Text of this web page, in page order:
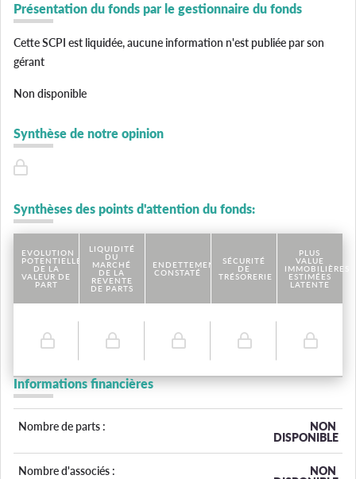
Présentation du fonds par le gestionnaire du fonds
Cette SCPI est liquidée, aucune information n'est publiée par son
gérant
Non disponible
Synthèse de notre opinion
Synthèses des points d'attention du fonds:
EVOLUTION
POTENTIELLE
DE LA
VALEUR DE
PART
LIQUIDITÉ
DU
MARCHÉ
DE LA
REVENTE
DE PARTS
ENDETTEMENT
CONSTATÉ
SÉCURITÉ
DE
TRÉSORERIE
PLUS
VALUE
IMMOBILIÈRES
ESTIMÉES
LATENTE
Informations financières
Nombre de parts :
NON
DISPONIBLE
Nombre d'associés :
NON